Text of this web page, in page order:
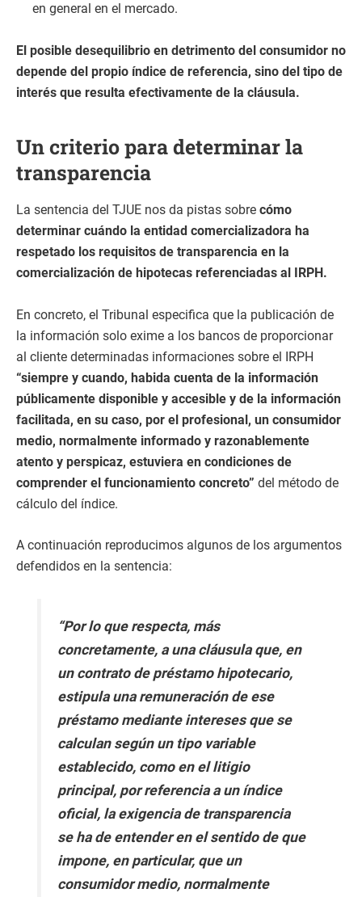
en general en el mercado.
El posible desequilibrio en detrimento del consumidor no
depende del propio índice de referencia, sino del tipo de
interés que resulta efectivamente de la cláusula.
Un criterio para determinar la
transparencia
La sentencia del TJUE nos da pistas sobre cómo
determinar cuándo la entidad comercializadora ha
respetado los requisitos de transparencia en la
comercialización de hipotecas referenciadas al IRPH.
En concreto, el Tribunal especifica que la publicación de
la información solo exime a los bancos de proporcionar
al cliente determinadas informaciones sobre el IRPH
“siempre y cuando, habida cuenta de la información
públicamente disponible y accesible y de la información
facilitada, en su caso, por el profesional, un consumidor
medio, normalmente informado y razonablemente
atento y perspicaz, estuviera en condiciones de
comprender el funcionamiento concreto” del método de
cálculo del índice.
A continuación reproducimos algunos de los argumentos
defendidos en la sentencia:
“Por lo que respecta, más
concretamente, a una cláusula que, en
un contrato de préstamo hipotecario,
estipula una remuneración de ese
préstamo mediante intereses que se
calculan según un tipo variable
establecido, como en el litigio
principal, por referencia a un índice
oficial, la exigencia de transparencia
se ha de entender en el sentido de que
impone, en particular, que un
consumidor medio, normalmente